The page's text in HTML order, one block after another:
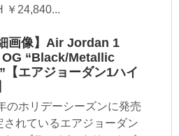
￥24,840...
画像】Air Jordan 1
“Black/Metallic
【エアジョーダン1ハイ
のホリデーシーズンに発売
されているエアジョーダン